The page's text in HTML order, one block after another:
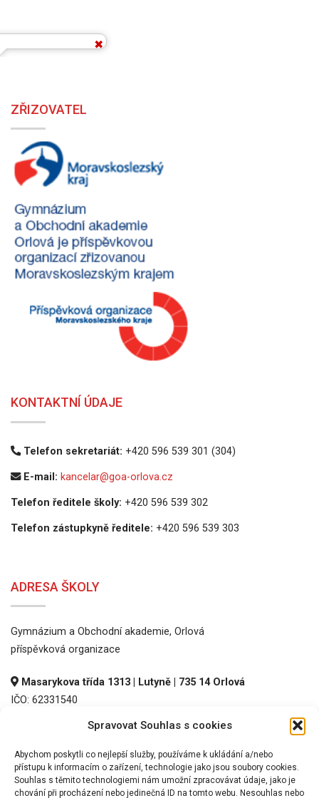
Spravovat Souhlas s cookies
Abychom poskytli co nejlepší služby, používáme k ukládání a/nebo
přístupu k informacím o zařízení, technologie jako jsou soubory cookies.
Souhlas s těmito technologiemi nám umožní zpracovávat údaje, jako je
chování při procházení nebo jedinečná ID na tomto webu. Nesouhlas nebo
ZŘIZOVATEL
KONTAKTNÍ ÚDAJE
Telefon sekretariát: +420 596 539 301 (304)
E-mail: kancelar@goa-orlova.cz
Telefon ředitele školy: +420 596 539 302
Telefon zástupkyně ředitele: +420 596 539 303
ADRESA ŠKOLY
Gymnázium a Obchodní akademie, Orlová
příspěvková organizace
Masarykova třída 1313 | Lutyně | 735 14 Orlová
IČO: 62331540